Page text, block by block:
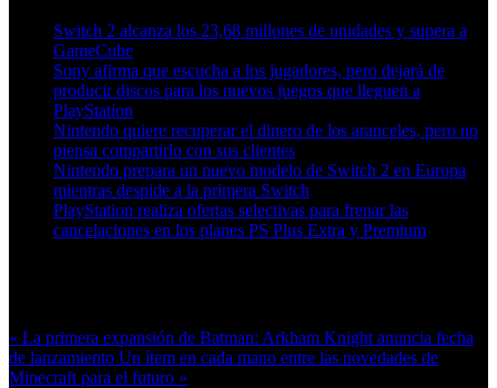
Switch 2 alcanza los 23,68 millones de unidades y supera a
GameCube
Sony afirma que escucha a los jugadores, pero dejará de
producir discos para los nuevos juegos que lleguen a
PlayStation
Nintendo quiere recuperar el dinero de los aranceles, pero no
piensa compartirlo con sus clientes
Nintendo prepara un nuevo modelo de Switch 2 en Europa
mientras despide a la primera Switch
PlayStation realiza ofertas selectivas para frenar las
cancelaciones en los planes PS Plus Extra y Premium
« La primera expansión de Batman: Arkham Knight anuncia fecha
de lanzamiento Un ítem en cada mano entre las novedades de
Minecraft para el futuro »